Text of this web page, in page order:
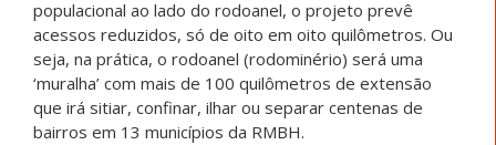
populacional ao lado do rodoanel, o projeto prevê
acessos reduzidos, só de oito em oito quilômetros. Ou
seja, na prática, o rodoanel (rodominério) será uma
‘muralha’ com mais de 100 quilômetros de extensão
que irá sitiar, confinar, ilhar ou separar centenas de
bairros em 13 municípios da RMBH.